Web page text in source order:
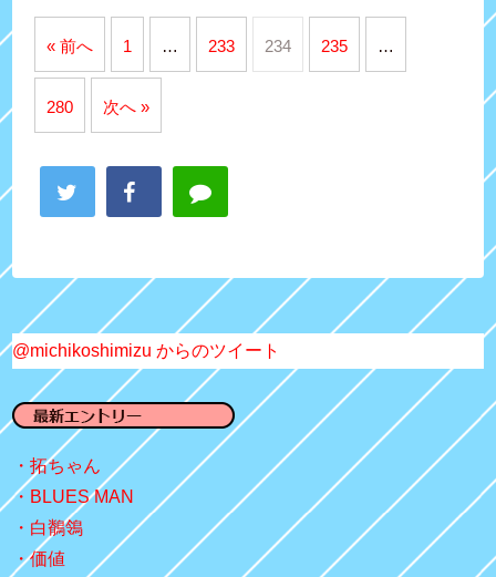
« 前へ 1 … 233 234 235 …
280 次へ »
@michikoshimizu からのツイート
拓ちゃん
BLUES MAN
白鶺鴒
価値